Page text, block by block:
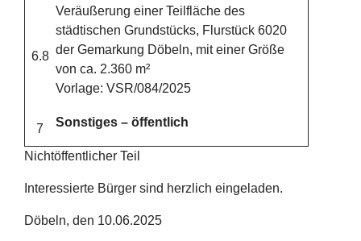
6.8
Veräußerung einer Teilfläche des
städtischen Grundstücks, Flurstück 6020
der Gemarkung Döbeln, mit einer Größe
von ca. 2.360 m²
Vorlage: VSR/084/2025
7 Sonstiges – öffentlich
Nichtöffentlicher Teil
Interessierte Bürger sind herzlich eingeladen.
Döbeln, den 10.06.2025